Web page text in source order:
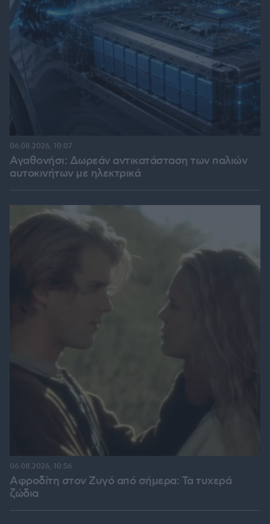
Αγαθονήσι: Δωρεάν αντικατάσταση των παλιών
αυτοκινήτων με ηλεκτρικά
06.08.2026, 10:07
Αφροδίτη στον Ζυγό από σήμερα: Τα τυχερά
ζώδια
06.08.2026, 10:56